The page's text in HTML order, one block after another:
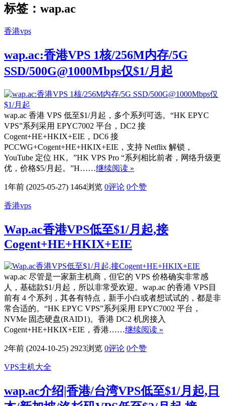
标签：wap.ac
香港vps
wap.ac:香港VPS 1核/256M内存/5G
SSD/500G@1000Mbps仅$1/月起
wap.ac 香港 VPS 低至$1/月起，多个系列可选。“HK EPYC
VPS”系列采用 EPYC7002 平台，DC2 接
Cogent+HE+HKIX+EIE，DC6 接
PCCWG+Cogent+HE+HKIX+EIE，支持 Netflix 解锁，
YouTube 定位 HK。”HK VPS Pro “系列相比前者，网络升级更
优，价格$5/月起。”H……继续阅读 »
1年前 (2025-05-27) 1464浏览 0评论 0个赞
香港vps
Wap.ac香港VPS低至$1/月起,接
Cogent+HE+HKIX+EIE
wap.ac 尽管是一家新主机商，但它的 VPS 价格确实非常感
人，基础款$1/月起，所以非常受欢迎。wap.ac 的香港 VPS目
前有 4 个系列，其各有特点，新手小白或者想试试的，都是非
常合适的。“HK EPYC VPS”系列采用 EPYC7002 平台，
NVMe 固态硬盘(RAID1)。香港 DC2 机房接入
Cogent+HE+HKIX+EIE，香港……继续阅读 »
2年前 (2024-10-25) 2923浏览 0评论 0个赞
VPS主机大全
wap.ac介绍|香港/台湾VPS低至$1/月起,日